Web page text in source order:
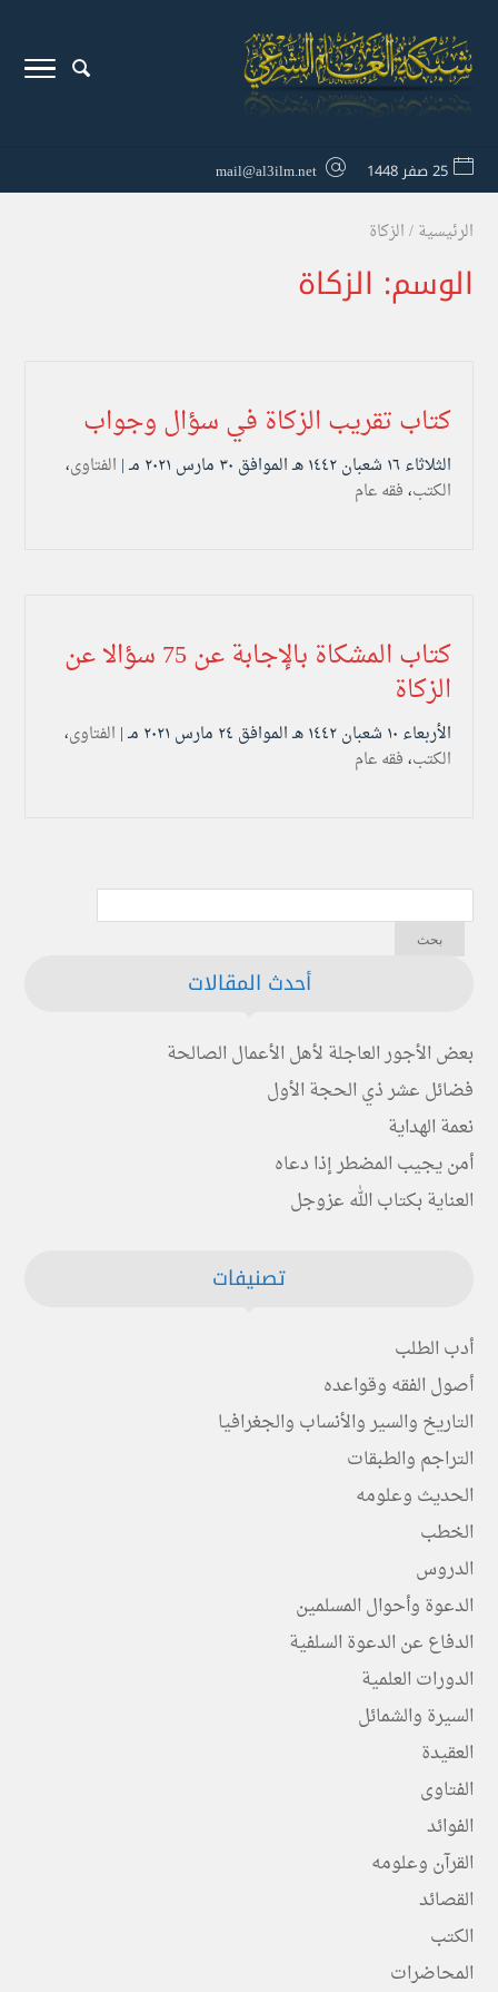
25 صفر 1448 mail@al3ilm.net
الرئيسية/الزكاة
الوسم: الزكاة
كتاب تقريب الزكاة في سؤال وجواب
الثلاثاء ۱٦ شعبان ۱٤٤۲ هـ الموافق ۳۰ مارس ۲۰۲۱ مـ | الفتاوى،
الكتب،فقه عام
كتاب المشكاة بالإجابة عن 75 سؤالا عن
الزكاة
الأربعاء ۱۰ شعبان ۱٤٤۲ هـ الموافق ۲٤ مارس ۲۰۲۱ مـ | الفتاوى،
الكتب،فقه عام
أحدث المقالات
بعض الأجور العاجلة لأهل الأعمال الصالحة
فضائل عشر ذي الحجة الأول
نعمة الهداية
أمن يجيب المضطر إذا دعاه
العناية بكتاب الله عزوجل
تصنيفات
أدب الطلب
أصول الفقه وقواعده
التاريخ والسير والأنساب والجغرافيا
التراجم والطبقات
الحديث وعلومه
الخطب
الدروس
الدعوة وأحوال المسلمين
الدفاع عن الدعوة السلفية
الدورات العلمية
السيرة والشمائل
العقيدة
الفتاوى
الفوائد
القرآن وعلومه
القصائد
الكتب
المحاضرات